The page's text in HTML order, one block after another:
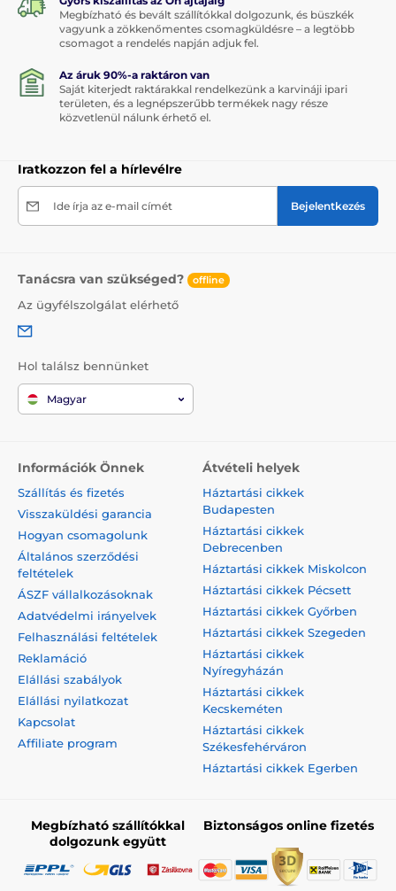
Megbízható és bevált szállítókkal dolgozunk, és büszkék
vagyunk a zökkenőmentes csomagküldésre – a legtöbb
csomagot a rendelés napján adjuk fel.
Az áruk 90%-a raktáron van
Saját kiterjedt raktárakkal rendelkezünk a karvináji ipari
területen, és a legnépszerűbb termékek nagy része
közvetlenül nálunk érhető el.
Iratkozzon fel a hírlevélre
Ide írja az e-mail címét Bejelentkezés
Tanácsra van szükséged? offline
Az ügyfélszolgálat elérhető
Hol találsz bennünket
Magyar
Információk Önnek
Szállítás és fizetés
Visszaküldési garancia
Hogyan csomagolunk
Általános szerződési
feltételek
ÁSZF vállalkozásoknak
Adatvédelmi irányelvek
Felhasználási feltételek
Reklamáció
Elállási szabályok
Elállási nyilatkozat
Kapcsolat
Affiliate program
Átvételi helyek
Háztartási cikkek
Budapesten
Háztartási cikkek
Debrecenben
Háztartási cikkek Miskolcon
Háztartási cikkek Pécsett
Háztartási cikkek Győrben
Háztartási cikkek Szegeden
Háztartási cikkek
Nyíregyházán
Háztartási cikkek
Kecskeméten
Háztartási cikkek
Székesfehérváron
Háztartási cikkek Egerben
Megbízható szállítókkal
dolgozunk együtt
Biztonságos online fizetés